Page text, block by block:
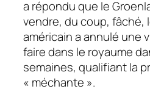
a répondu que le
vendre, du coup, fâché,
américain a annulé une
faire dans le royaume
semaines, qualifiant la
« méchante ».